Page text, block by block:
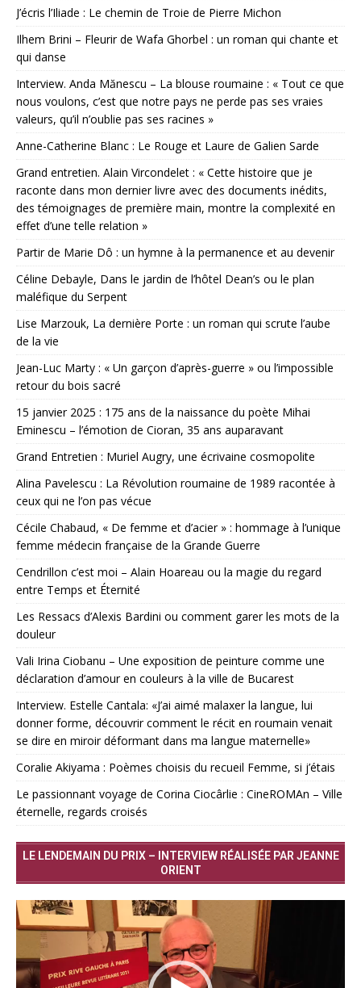
J’écris l’Iliade : Le chemin de Troie de Pierre Michon
Ilhem Brini – Fleurir de Wafa Ghorbel : un roman qui chante et
qui danse
Interview. Anda Mănescu – La blouse roumaine : « Tout ce que
nous voulons, c’est que notre pays ne perde pas ses vraies
valeurs, qu’il n’oublie pas ses racines »
Anne-Catherine Blanc : Le Rouge et Laure de Galien Sarde
Grand entretien. Alain Vircondelet : « Cette histoire que je
raconte dans mon dernier livre avec des documents inédits,
des témoignages de première main, montre la complexité en
effet d’une telle relation »
Partir de Marie Dô : un hymne à la permanence et au devenir
Céline Debayle, Dans le jardin de l’hôtel Dean’s ou le plan
maléfique du Serpent
Lise Marzouk, La dernière Porte : un roman qui scrute l’aube
de la vie
Jean-Luc Marty : « Un garçon d’après-guerre » ou l’impossible
retour du bois sacré
15 janvier 2025 : 175 ans de la naissance du poète Mihai
Eminescu – l’émotion de Cioran, 35 ans auparavant
Grand Entretien : Muriel Augry, une écrivaine cosmopolite
Alina Pavelescu : La Révolution roumaine de 1989 racontée à
ceux qui ne l’on pas vécue
Cécile Chabaud, « De femme et d’acier » : hommage à l’unique
femme médecin française de la Grande Guerre
Cendrillon c’est moi – Alain Hoareau ou la magie du regard
entre Temps et Éternité
Les Ressacs d’Alexis Bardini ou comment garer les mots de la
douleur
Vali Irina Ciobanu – Une exposition de peinture comme une
déclaration d’amour en couleurs à la ville de Bucarest
Interview. Estelle Cantala: «J’ai aimé malaxer la langue, lui
donner forme, découvrir comment le récit en roumain venait
se dire en miroir déformant dans ma langue maternelle»
Coralie Akiyama : Poèmes choisis du recueil Femme, si j’étais
Le passionnant voyage de Corina Ciocârlie : CineROMAn – Ville
éternelle, regards croisés
LE LENDEMAIN DU PRIX – INTERVIEW RÉALISÉE PAR JEANNE
ORIENT
Lecteur
vidéo